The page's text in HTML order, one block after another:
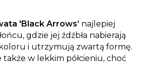
'Black Arrows’ najlepiej
gdzie jej źdźbła nabierają
i utrzymują zwartą formę.
także w lekkim półcieniu, choć